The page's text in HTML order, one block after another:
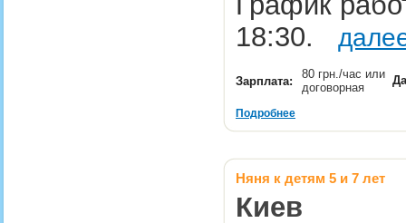
18:30.
Зарплата:
80 грн./час или
договорная
Подробнее
Няня к детям 5 и 7 лет
Киев